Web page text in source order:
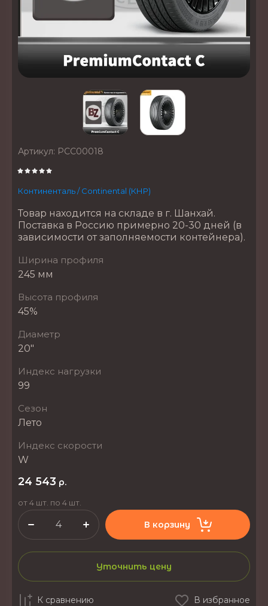
Артикул: PCC00018
Континенталь / Continental (КНР)
Товар находится на складе в г. Шанхай.
Поставка в Россию примерно 20-30 дней (в
зависимости от заполняемости контейнера).
Ширина профиля
245 мм
Высота профиля
45%
Диаметр
20"
Индекс нагрузки
99
Сезон
Лето
Индекс скорости
W
24 543 р.
от 4 шт. по 4 шт.
В корзину
Уточнить цену
К сравнению В избранное